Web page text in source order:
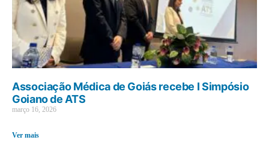
Associação Médica de Goiás recebe I Simpósio
Goiano de ATS
março 16, 2026
Ver mais